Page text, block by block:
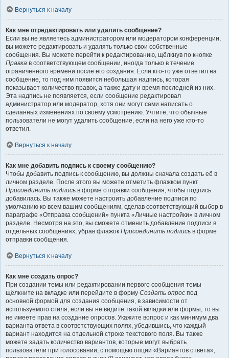
Вернуться к началу
Как мне отредактировать или удалить сообщение?
Если вы не являетесь администратором или модератором конференции,
вы можете редактировать и удалять только свои собственные
сообщения. Вы можете перейти к редактированию, щёлкнув по кнопке
Правка в соответствующем сообщении, иногда только в течение
ограниченного времени после его создания. Если кто-то уже ответил на
сообщение, то под ним появится небольшая надпись, которая
показывает количество правок, а также дату и время последней из них.
Эта надпись не появляется, если сообщение редактировал
администратор или модератор, хотя они могут сами написать о
сделанных изменениях по своему усмотрению. Учтите, что обычные
пользователи не могут удалить сообщение, если на него уже кто-то
ответил.
Вернуться к началу
Как мне добавить подпись к своему сообщению?
Чтобы добавить подпись к сообщению, вы должны сначала создать её в
личном разделе. После этого вы можете отметить флажком пункт
Присоединить подпись в форме отправки сообщения, чтобы подпись
добавилась. Вы также можете настроить добавление подписи по
умолчанию ко всем вашим сообщениям, сделав соответствующий выбор в
параграфе «Отправка сообщений» пункта «Личные настройки» в личном
разделе. Несмотря на это, вы сможете отменить добавление подписи в
отдельных сообщениях, убрав флажок Присоединить подпись в форме
отправки сообщения.
Вернуться к началу
Как мне создать опрос?
При создании темы или редактировании первого сообщения темы
щёлкните на вкладке или перейдите в форму Создать опрос под
основной формой для создания сообщения, в зависимости от
используемого стиля; если вы не видите такой вкладки или формы, то вы
не имеете прав на создание опросов. Укажите вопрос и как минимум два
варианта ответа в соответствующих полях, убедившись, что каждый
вариант находится на отдельной строке текстового поля. Вы также
можете задать количество вариантов, которые могут выбрать
пользователи при голосовании, с помощью опции «Вариантов ответа»,